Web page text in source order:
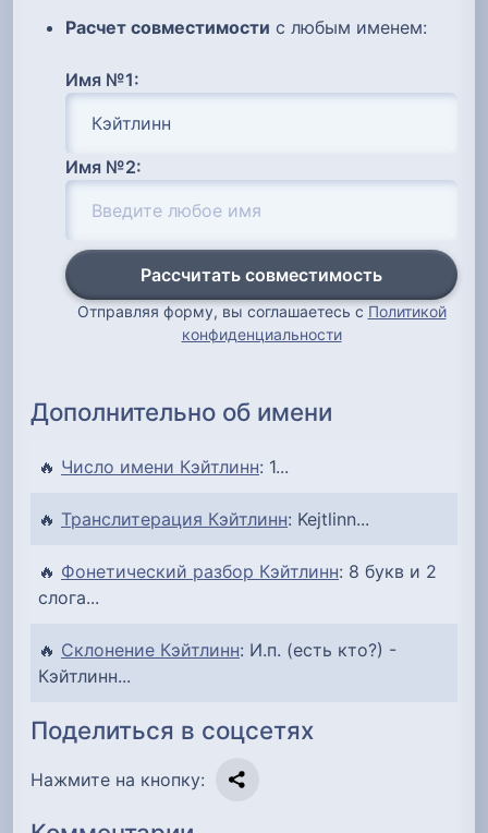
Расчет совместимости с любым именем:
Имя №1:
Имя №2:
Рассчитать совместимость
Отправляя форму, вы соглашаетесь с Политикой
конфиденциальности
Дополнительно об имени
🔥 Число имени Кэйтлинн: 1...
🔥 Транслитерация Кэйтлинн: Kejtlinn...
🔥 Фонетический разбор Кэйтлинн: 8 букв и 2
слога...
🔥 Склонение Кэйтлинн: И.п. (есть кто?) -
Кэйтлинн...
Поделиться в соцсетях
Нажмите на кнопку: